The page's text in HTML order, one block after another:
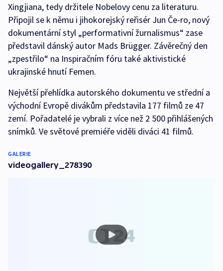
Xingjiana, tedy držitele Nobelovy cenu za literaturu.
Připojil se k němu i jihokorejský reřisér Jun Če-ro, nový
dokumentární styl „performativní žurnalismus“ zase
představil dánský autor Mads Brügger. Závěrečný den
„zpestřilo“ na Inspiračním fóru také aktivistické
ukrajinské hnutí Femen.
Největší přehlídka autorského dokumentu ve střední a
východní Evropě divákům představila 177 filmů ze 47
zemí. Pořadatelé je vybrali z více než 2 500 přihlášených
snímků. Ve světové premiéře viděli diváci 41 filmů.
GALERIE
videogallery_278390